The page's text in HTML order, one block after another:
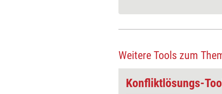
Weitere Tools zum